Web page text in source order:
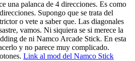
una palanca de 4 direcciones. Es como
Supongo que se trata del
o vete a saber que. Las diagonales
vamos. Ni siquiera se si merece la
de ni Namco Arcade Stick. En esta
y no parece muy complicado.
Link al mod del Namco Stick